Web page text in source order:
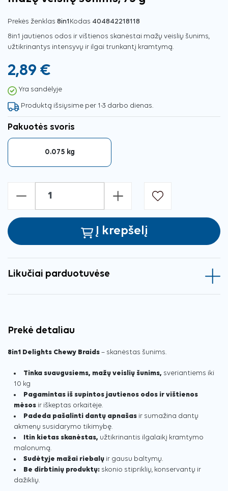
Prekės ženklas 8in1 Kodas 404842218118
8in1 jautienos odos ir vištienos skanėstai mažų veislių šunims,
užtikrinantys intensyvų ir ilgai trunkantį kramtymą.
2,89 €
Yra sandėlyje
Produktą išsiųsime per 1-3 darbo dienas.
Pakuotės svoris
0.075 kg
- +
Į krepšelį
Likučiai parduotuvėse
Prekė detaliau
8in1 Delights Chewy Braids – skanėstas šunims.
Tinka suaugusiems, mažų veislių šunims, sveriantiems iki
10 kg
Pagamintas iš supintos jautienos odos ir vištienos
mėsos ir iškeptas orkaitėje.
Padeda pašalinti dantų apnašas ir sumažina dantų
akmenų susidarymo tikimybę.
Itin kietas skanėstas, užtikrinantis ilgalaikį kramtymo
malonumą.
Sudėtyje mažai riebalų ir gausu baltymų.
Be dirbtinių produktų: skonio stipriklių, konservantų ir
dažiklių.